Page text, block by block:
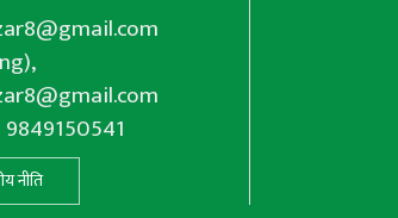
नीति